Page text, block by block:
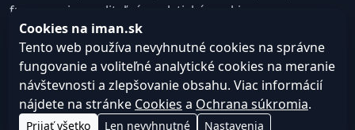
fungovanie a voliteľné analytické cookies na
zlepšovanie obsahu a používateľskej skúsenosti.
Nastavenie cookies
© 2026
Web design, tvorba webu a SEO –Consultee,
Cookies na iman.sk
Tento web používa nevyhnutné cookies na správne
fungovanie a voliteľné analytické cookies na meranie
návštevnosti a zlepšovanie obsahu. Viac informácií
nájdete na stránke Cookies a Ochrana súkromia.
Prijať všetko Len nevyhnutné Nastavenia